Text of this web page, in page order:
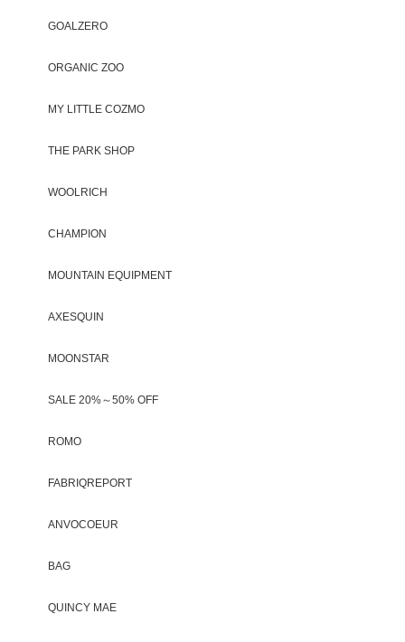
GOALZERO
ORGANIC ZOO
MY LITTLE COZMO
THE PARK SHOP
WOOLRICH
CHAMPION
MOUNTAIN EQUIPMENT
AXESQUIN
MOONSTAR
SALE 20%～50% OFF
ROMO
FABRIQREPORT
ANVOCOEUR
BAG
QUINCY MAE